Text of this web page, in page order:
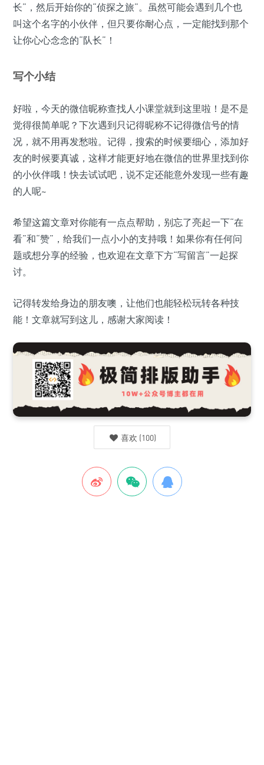
长”，然后开始你的“侦探之旅”。虽然可能会遇到几个也
叫这个名字的小伙伴，但只要你耐心点，一定能找到那个
让你心心念念的“队长”！
写个小结
好啦，今天的微信昵称查找人小课堂就到这里啦！是不是
觉得很简单呢？下次遇到只记得昵称不记得微信号的情
况，就不用再发愁啦。记得，搜索的时候要细心，添加好
友的时候要真诚，这样才能更好地在微信的世界里找到你
的小伙伴哦！快去试试吧，说不定还能意外发现一些有趣
的人呢~
希望这篇文章对你能有一点点帮助，别忘了亮起一下“在
看”和“赞”，给我们一点小小的支持哦！如果你有任何问
题或想分享的经验，也欢迎在文章下方“写留言”一起探
讨。
记得转发给身边的朋友噢，让他们也能轻松玩转各种技
能！文章就写到这儿，感谢大家阅读！
喜欢 (100)